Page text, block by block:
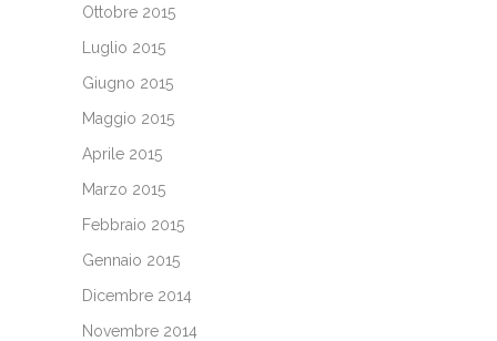
Ottobre 2015
Luglio 2015
Giugno 2015
Maggio 2015
Aprile 2015
Marzo 2015
Febbraio 2015
Gennaio 2015
Dicembre 2014
Novembre 2014